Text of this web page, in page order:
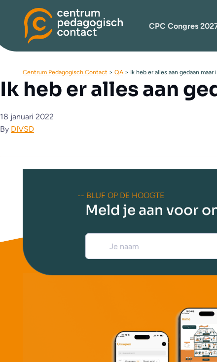
CPC Congres
Centrum Pedagogisch Contact > QA> Ik heb er alles aan gedaan
Ik heb er alles aan
18 januari 2022
By DIVSD
-- BLIJF OP DE HOOGTE
Meld je aan voor